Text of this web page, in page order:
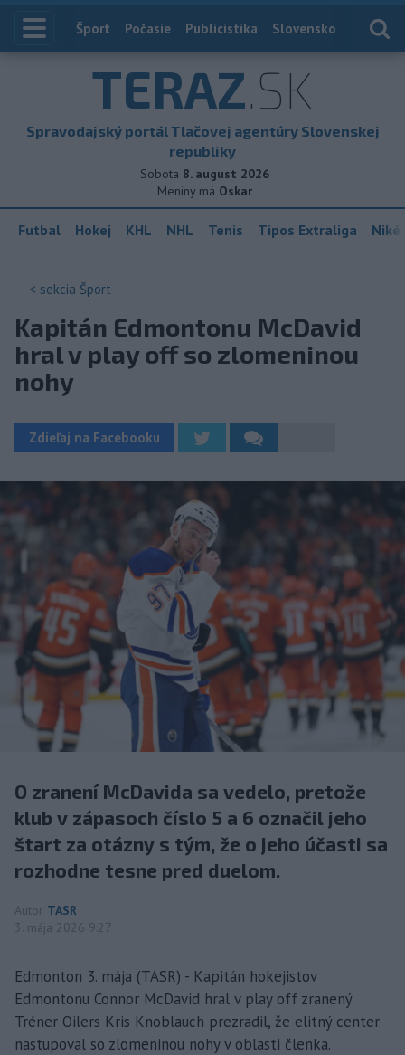
Index
Šport Počasie Publicistika Slovensko
TERAZ.SK
Spravodajský portál Tlačovej agentúry Slovenskej
republiky
Sobota 8. august 2026
Meniny má Oskar
Futbal Hokej KHL NHL Tenis Tipos Extraliga
< sekcia Šport
Kapitán Edmontonu McDavid
hral v play off so zlomeninou
nohy
Zdieľaj na Facebooku
O zranení McDavida sa vedelo, pretože
klub v zápasoch číslo 5 a 6 označil jeho
štart za otázny s tým, že o jeho účasti sa
rozhodne tesne pred duelom.
Autor TASR
3. mája 2026 9:27
Edmonton 3. mája (TASR) - Kapitán hokejistov
Edmontonu Connor McDavid hral v play off zranený.
Tréner Oilers Kris Knoblauch prezradil, že elitný center
nastupoval so zlomeninou nohy v oblasti členka.